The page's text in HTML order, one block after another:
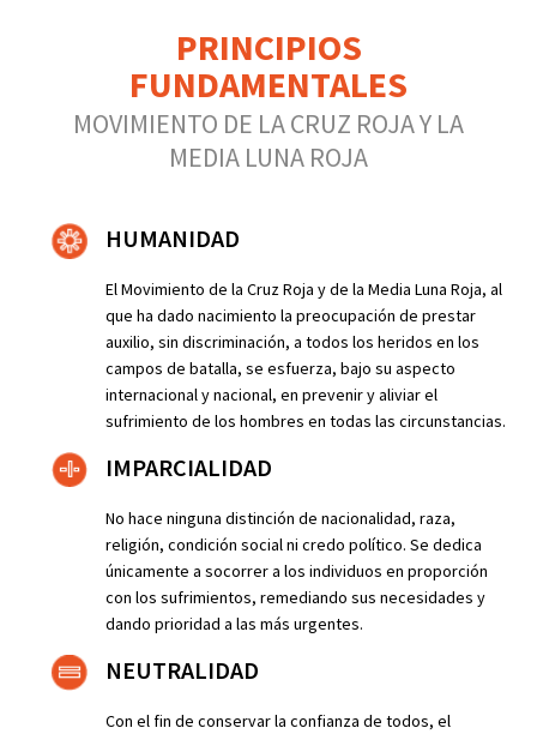
PRINCIPIOS
FUNDAMENTALES
MOVIMIENTO DE LA CRUZ ROJA Y LA
MEDIA LUNA ROJA
HUMANIDAD
El Movimiento de la Cruz Roja y de la Media Luna Roja, al
que ha dado nacimiento la preocupación de prestar
auxilio, sin discriminación, a todos los heridos en los
campos de batalla, se esfuerza, bajo su aspecto
internacional y nacional, en prevenir y aliviar el
sufrimiento de los hombres en todas las circunstancias.
IMPARCIALIDAD
No hace ninguna distinción de nacionalidad, raza,
religión, condición social ni credo político. Se dedica
únicamente a socorrer a los individuos en proporción
con los sufrimientos, remediando sus necesidades y
dando prioridad a las más urgentes.
NEUTRALIDAD
Con el fin de conservar la confianza de todos, el